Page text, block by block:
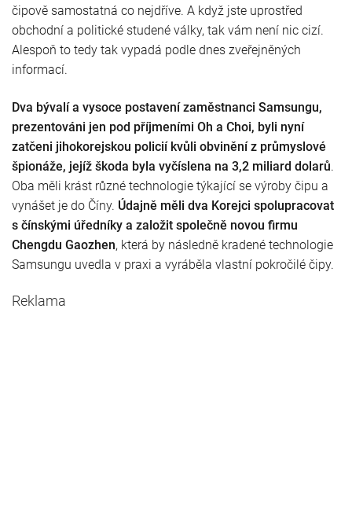
čipově samostatná co nejdříve. A když jste uprostřed
obchodní a politické studené války, tak vám není nic cizí.
Alespoň to tedy tak vypadá podle dnes zveřejněných
informací.
Dva bývalí a vysoce postavení zaměstnanci Samsungu,
prezentováni jen pod příjmeními Oh a Choi, byli nyní
zatčeni jihokorejskou policií kvůli obvinění z průmyslové
špionáže, jejíž škoda byla vyčíslena na 3,2 miliard dolarů.
Oba měli krást různé technologie týkající se výroby čipu a
vynášet je do Číny. Údajně měli dva Korejci spolupracovat
s čínskými úředníky a založit společně novou firmu
Chengdu Gaozhen, která by následně kradené technologie
Samsungu uvedla v praxi a vyráběla vlastní pokročilé čipy.
Reklama